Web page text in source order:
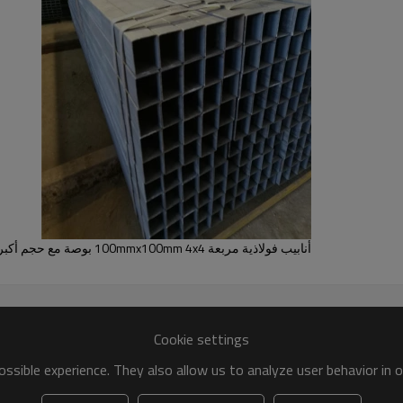
أنابيب فولاذية مربعة 100mmx100mm 4x4 بوصة مع حجم أكبر من YOUFA
Cookie settings
experience. They also allow us to analyze user behavior